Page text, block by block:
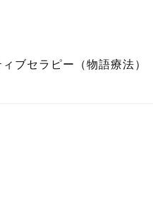
ィブセラピー（物語療法